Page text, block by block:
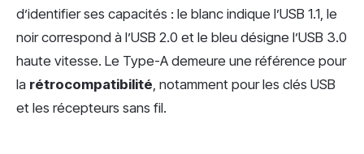
d’identifier ses capacités : le blanc indique l’USB 1.1, le
noir correspond à l’USB 2.0 et le bleu désigne l’USB 3.0
haute vitesse. Le Type-A demeure une référence pour
la rétrocompatibilité, notamment pour les clés USB
et les récepteurs sans fil.